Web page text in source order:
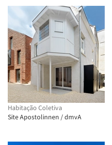
Habitação Coletiva
Site Apostolinnen / dmvA